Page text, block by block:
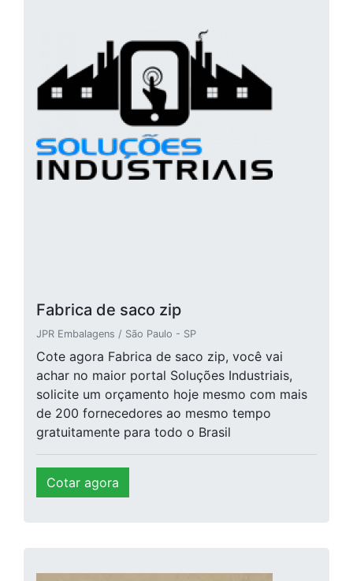
Fabrica de saco zip
JPR Embalagens / São Paulo - SP
Cote agora Fabrica de saco zip, você vai
achar no maior portal Soluções Industriais,
solicite um orçamento hoje mesmo com mais
de 200 fornecedores ao mesmo tempo
gratuitamente para todo o Brasil
Cotar agora